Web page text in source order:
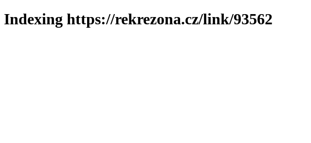
Indexing https://rekrezona.cz/link/93562